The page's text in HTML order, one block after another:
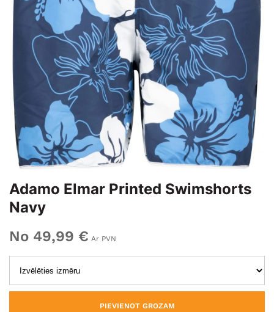
Adamo Elmar Printed Swimshorts
Navy
No 49,99 € Ar PVN
PIEVIENOT GROZAM